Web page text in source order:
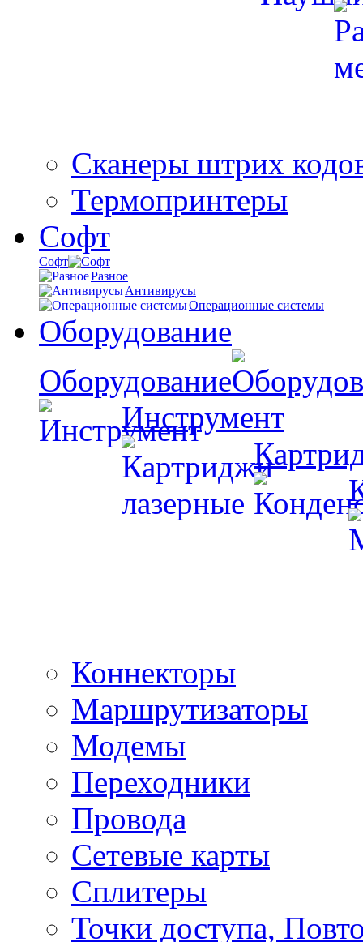
Сканеры штрих
Термопринтеры
Софт
Софт
Разное
Антивирусы
Операционные системы
Оборудование
Оборудование
Инструмент
Коннекторы
Маршрутизаторы
Модемы
Переходники
Провода
Сетевые карты
Сплитеры
Точки доступа,